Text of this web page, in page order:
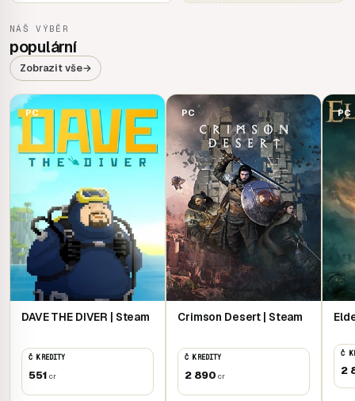
NÁŠ VÝBĚR
populární
Zobrazit vše→
PC
DAVE THE DIVER | Steam
Č KREDITY
551 cr
PC
Crimson Desert | Steam
Č KREDITY
2 890 cr
PC
Č
2